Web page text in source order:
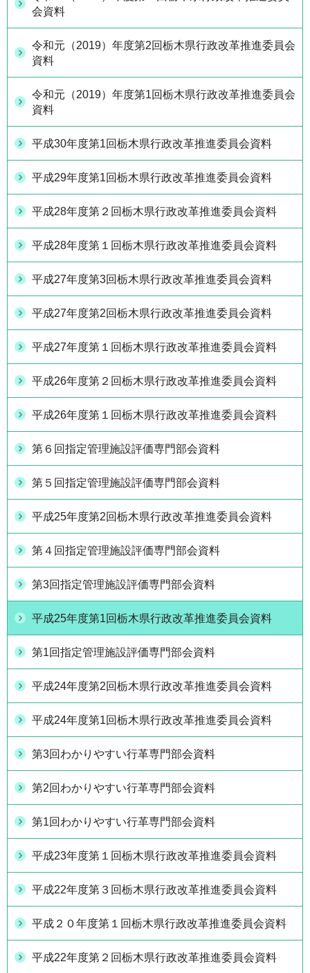
会資料
令和元（2019）年度第2回栃木県行政改革推進委員会
資料
令和元（2019）年度第1回栃木県行政改革推進委員会
資料
平成30年度第1回栃木県行政改革推進委員会資料
平成29年度第1回栃木県行政改革推進委員会資料
平成28年度第２回栃木県行政改革推進委員会資料
平成28年度第１回栃木県行政改革推進委員会資料
平成27年度第3回栃木県行政改革推進委員会資料
平成27年度第2回栃木県行政改革推進委員会資料
平成27年度第１回栃木県行政改革推進委員会資料
平成26年度第２回栃木県行政改革推進委員会資料
平成26年度第１回栃木県行政改革推進委員会資料
第６回指定管理施設評価専門部会資料
第５回指定管理施設評価専門部会資料
平成25年度第2回栃木県行政改革推進委員会資料
第４回指定管理施設評価専門部会資料
第3回指定管理施設評価専門部会資料
平成25年度第1回栃木県行政改革推進委員会資料
第1回指定管理施設評価専門部会資料
平成24年度第2回栃木県行政改革推進委員会資料
平成24年度第1回栃木県行政改革推進委員会資料
第3回わかりやすい行革専門部会資料
第2回わかりやすい行革専門部会資料
第1回わかりやすい行革専門部会資料
平成23年度第１回栃木県行政改革推進委員会資料
平成22年度第３回栃木県行政改革推進委員会資料
平成２０年度第１回栃木県行政改革推進委員会資料
平成22年度第２回栃木県行政改革推進委員会資料